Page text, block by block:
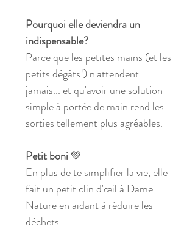
Pourquoi elle deviendra un
indispensable?
Parce que les petites mains (et les
petits dégâts!) n'attendent
jamais... et qu'avoir une solution
simple à portée de main rend les
sorties tellement plus agréables.
Petit boni 💚
En plus de te simplifier la vie, elle
fait un petit clin d'œil à Dame
Nature en aidant à réduire les
déchets.